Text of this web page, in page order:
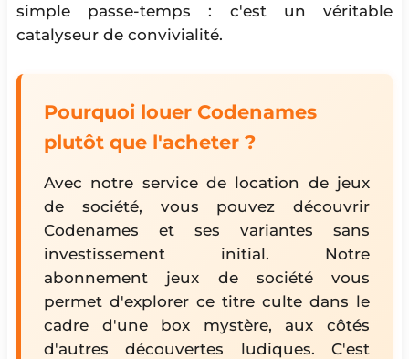
simple passe-temps : c'est un véritable
catalyseur de convivialité.
Pourquoi louer Codenames
plutôt que l'acheter ?
Avec notre service de location de jeux
de société, vous pouvez découvrir
Codenames et ses variantes sans
investissement initial. Notre
abonnement jeux de société vous
permet d'explorer ce titre culte dans le
cadre d'une box mystère, aux côtés
d'autres découvertes ludiques. C'est